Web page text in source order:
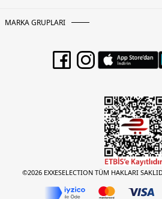
MARKA GRUPLARI
©2026 EXXESELECTION TÜM HAKLARI